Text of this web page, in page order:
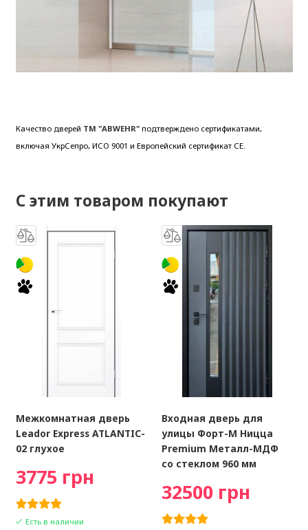
Качество дверей ТМ "ABWEHR"подтверждено сертификатами,
включая УкрСепро, ИСО 9001 и Европейский сертификат СЕ.
С этим товаром покупают
Межкомнатная дверь
Leador Express ATLANTIC-
02 глухое
3775 грн
Есть в наличии
Входная дверь для
улицы Форт-М Ницца
Premium Металл-МДФ
со стеклом 960 мм
32500 грн